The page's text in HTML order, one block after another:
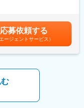
以上の歴史を持ち、東
会社との取引も多く、
で一貫対応できる体制
が他社との差別化ポイ
た。2級建築施工管理の
年から10名が合格しま
って変動いたします。■
額／昇給率：1月あたり
あくまでも目安の金額
ります。月給(月額)は固
応募依頼する
エージェントサービス）